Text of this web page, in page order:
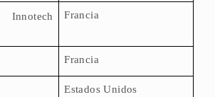
Francia
Francia
Estados Unidos